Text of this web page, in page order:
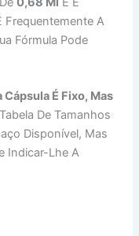
Frequentemente A
Fórmula Pode
Cápsula É Fixo, Mas
De Tamanhos
Disponível, Mas
Indicar-Lhe A